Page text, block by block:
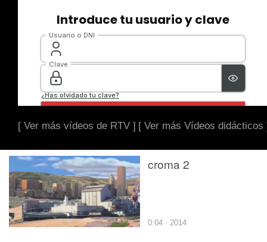
[ Ver más vídeos de RTV ] [ Ver más Vídeos didácticos
croma 2
0:04 · 2014